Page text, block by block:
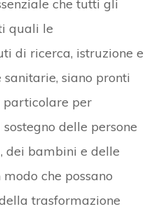
che tutti gli
quali le
di ricerca, istruzione e
siano pronti
particolare per
delle persone
dei bambini e delle
che possano
trasformazione